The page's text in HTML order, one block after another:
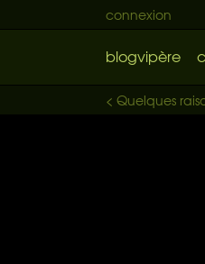
connexion
blogvipère
< Quelques